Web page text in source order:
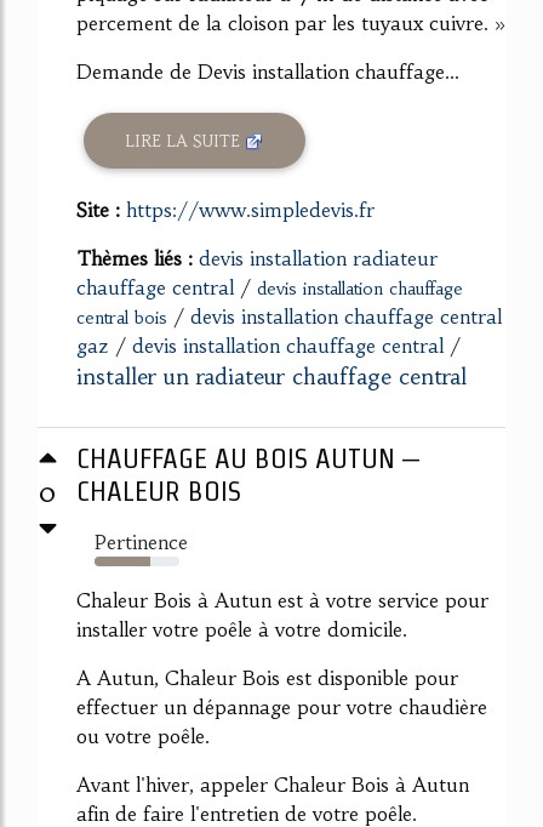
percement de la cloison par les tuyaux cuivre. »
Demande de Devis installation chauffage...
LIRE LA SUITE
Site : https://www.simpledevis.fr
Thèmes liés : devis installation radiateur
chauffage central / devis installation chauffage
central bois / devis installation chauffage central
gaz / devis installation chauffage central /
installer un radiateur chauffage central
0
CHAUFFAGE AU BOIS AUTUN –
CHALEUR BOIS
Pertinence
65%
Chaleur Bois à Autun est à votre service pour
installer votre poêle à votre domicile.
A Autun, Chaleur Bois est disponible pour
effectuer un dépannage pour votre chaudière
ou votre poêle.
Avant l'hiver, appeler Chaleur Bois à Autun
afin de faire l'entretien de votre poêle.